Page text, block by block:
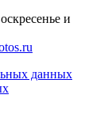
и
данных